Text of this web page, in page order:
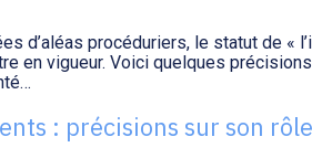
d’aléas procéduriers, le statut de «
en vigueur. Voici quelques
: précisions sur son rôle